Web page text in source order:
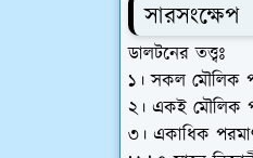
সারসংক্ষেপ
ডালটনের তত্ত্বঃ
১। সকল মৌলিক
২। একই মৌলিক
৩। একাধিক